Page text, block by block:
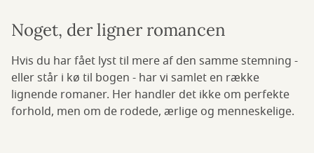
Noget, der ligner romancen
Hvis du har fået lyst til mere af den samme stemning -
eller står i kø til bogen - har vi samlet en række
lignende romaner. Her handler det ikke om perfekte
forhold, men om de rodede, ærlige og menneskelige.